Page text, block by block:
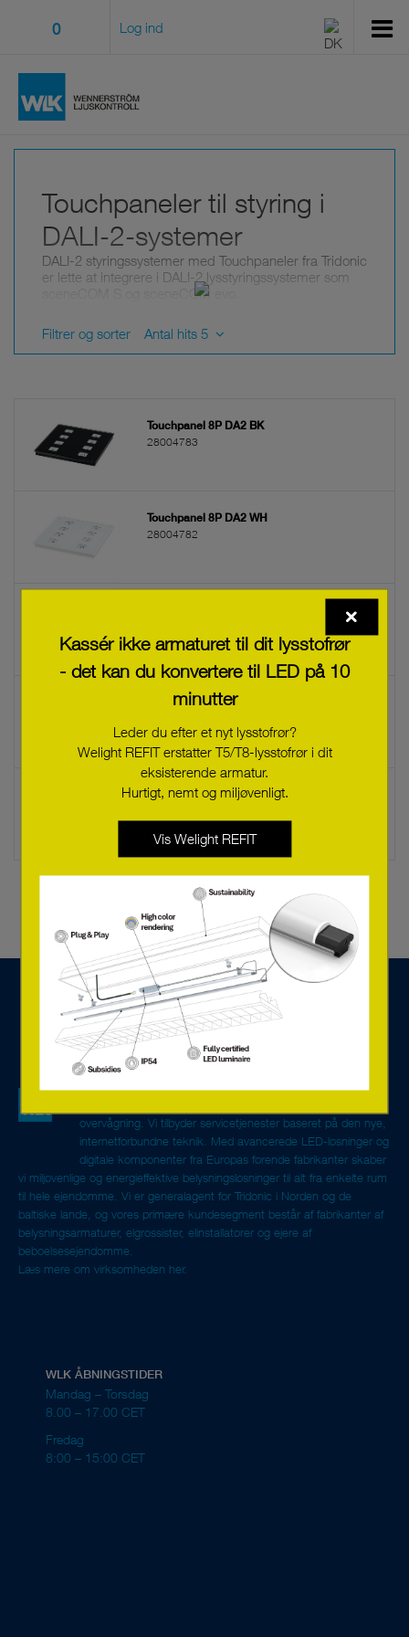
0 Log ind
Touchpaneler til styring i
DALI-2-systemer
DALI-2 styringssystemer med Touchpaneler fra Tridonic
er lette at integrere i DALI-2 lysstyringssystemer som
sceneCOM S og sceneCOM evo.
Filtrer og sorter Antal hits 5
Touchpanel 8P DA2 BK
28004783
Touchpanel 8P DA2 WH
28004782
sceneCOM evo WMB-Touchpanel
Power supply MW 24VDC
overvågning. Vi tilbyder servicetjenester baseret på den nye,
internetforbundne teknik. Med avancerede LED-løsninger og
digitale komponenter fra Europas førende fabrikanter skaber
vi miljøvenlige og energieffektive belysningsløsninger til alt fra enkelte rum
til hele ejendomme. Vi er generalagent for Tridonic i Norden og de
baltiske lande, og vores primære kundesegment består af fabrikanter af
belysningsarmaturer, elgrossister, elinstallatører og ejere af
beboelsesejendomme.
Læs mere om virksomheden her.
WLK ÅBNINGSTIDER
Mandag – Torsdag
8.00 – 17.00 CET
Fredag
8:00 – 15:00 CET
Kassér ikke armaturet til dit lysstofrør
- det kan du konvertere til LED på 10
minutter
Leder du efter et nyt lysstofrør?
Welight REFIT erstatter T5/T8-lysstofrør i dit
eksisterende armatur.
Hurtigt, nemt og miljøvenligt.
Vis Welight REFIT